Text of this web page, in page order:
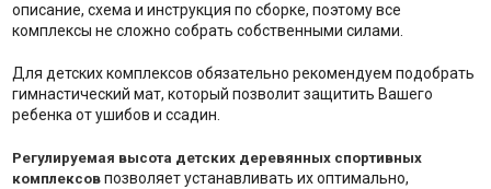
описание, схема и инструкция по сборке, поэтому все
комплексы не сложно собрать собственными силами.
Для детских комплексов обязательно рекомендуем подобрать
гимнастический мат, который позволит защитить Вашего
ребенка от ушибов и ссадин.
Регулируемая высота детских деревянных спортивных
комплексовпозволяет устанавливать их оптимально,